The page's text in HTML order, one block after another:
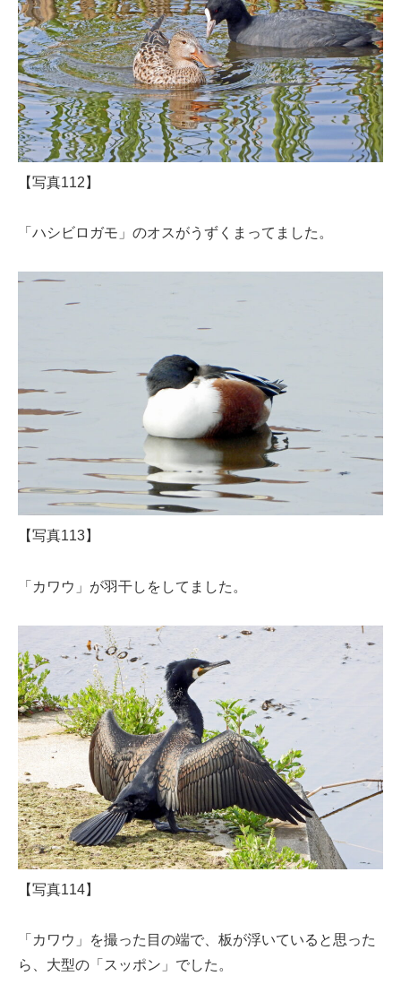
【写真112】
「ハシビロガモ」のオスがうずくまってました。
【写真113】
「カワウ」が羽干しをしてました。
【写真114】
「カワウ」を撮った目の端で、板が浮いていると思った
ら、大型の「スッポン」でした。